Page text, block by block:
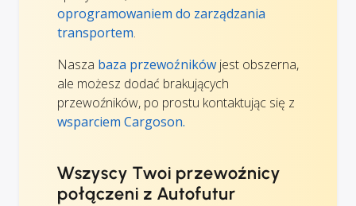
oprogramowaniem do zarządzania
transportem.
Nasza baza przewoźników jest obszerna,
ale możesz dodać brakujących
przewoźników, po prostu kontaktując się z
wsparciem Cargoson.
Wszyscy Twoi przewoźnicy
połączeni z Autofutur